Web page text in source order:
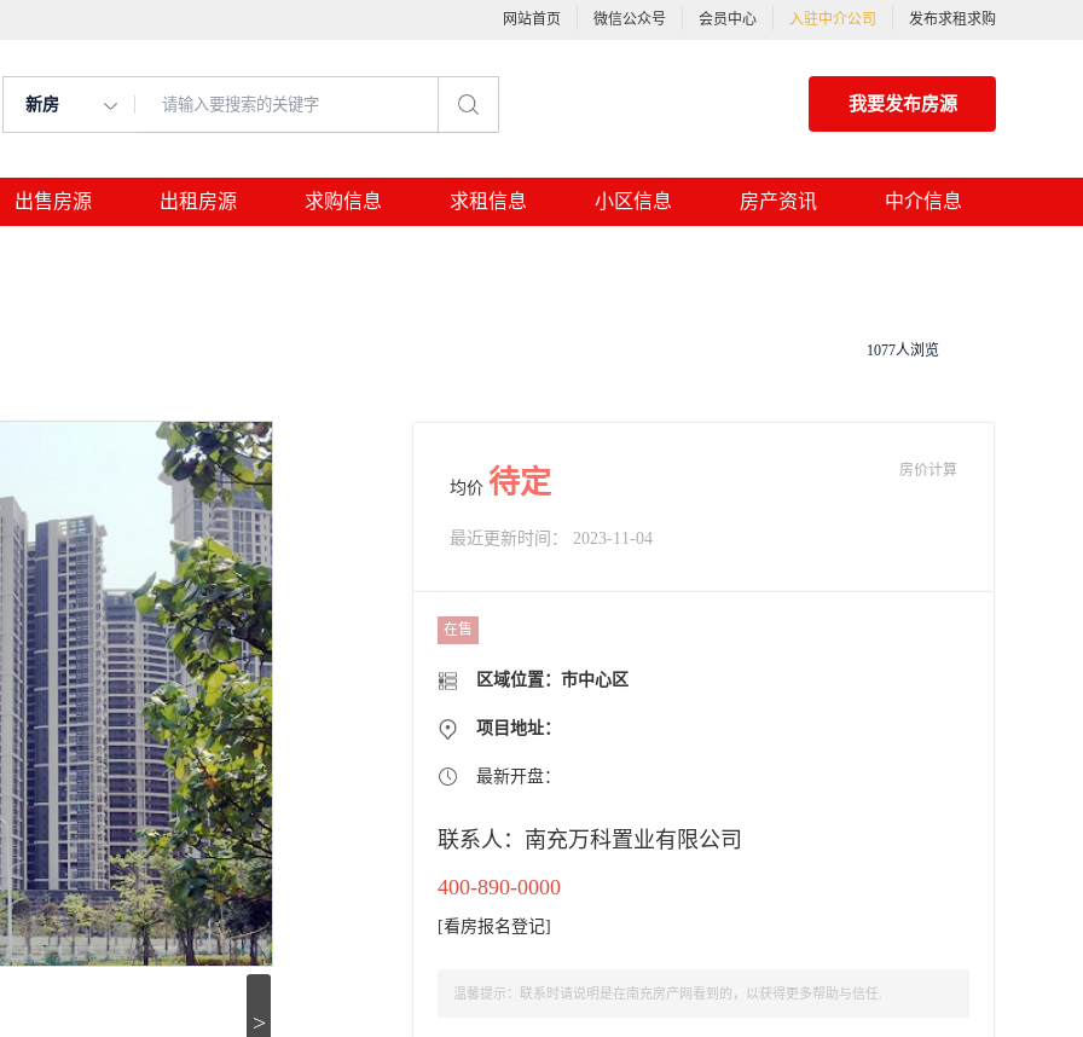
网站首页 微信公众号 会员中心 入驻中介公司 发布求租求购
新房 我要发布房源
出售房源 出租房源 求购信息 求租信息 小区信息 房产资讯 中介信息
1077人浏览
>
均价 待定 房价计算
最近更新时间： 2023-11-04
在售
区域位置： 市中心区
项目地址：
最新开盘：
联系人：南充万科置业有限公司
400-890-0000
[看房报名登记]
温馨提示：联系时请说明是在南充房产网看到的，以获得更多帮助与信任.